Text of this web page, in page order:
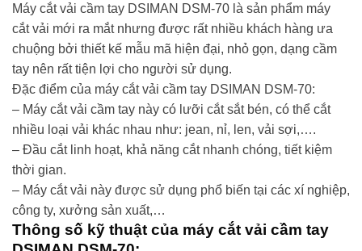
Máy cắt vải cầm tay DSIMAN DSM-70 là sản phẩm máy
cắt vải mới ra mắt nhưng được rất nhiều khách hàng ưa
chuộng bởi thiết kế mẫu mã hiện đại, nhỏ gọn, dạng cầm
tay nên rất tiện lợi cho người sử dụng.
Đặc điểm của máy cắt vải cầm tay DSIMAN DSM-70:
– Máy cắt vải cầm tay này có lưỡi cắt sắt bén, có thể cắt
nhiều loại vải khác nhau như: jean, nỉ, len, vải sợi,….
– Đầu cắt linh hoạt, khả năng cắt nhanh chóng, tiết kiệm
thời gian.
– Máy cắt vải này được sử dụng phổ biến tại các xí nghiệp,
công ty, xưởng sản xuất,…
Thông số kỹ thuật của máy cắt vải cầm tay